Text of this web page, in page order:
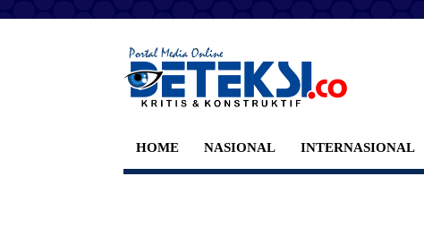
HOME NASIONAL INTERNASIONAL